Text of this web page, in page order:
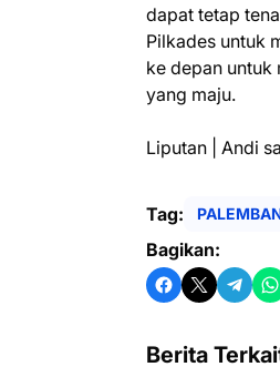
dapat tetap
Pilkades untuk
ke depan untuk
yang maju.
Liputan | Andi
Tag:
Bagikan:
Berita